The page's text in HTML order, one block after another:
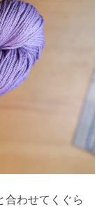
合わせてくぐら